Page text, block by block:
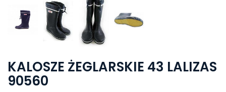
KALOSZE ŻEGLARSKIE 43 LALIZAS
90560